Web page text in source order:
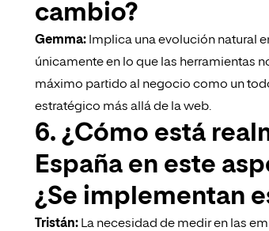
cambio?
Gemma: Implica una evolución natural
únicamente en lo que las herramientas
máximo partido al negocio como un
estratégico más allá de la web.
6. ¿Cómo está
España en este
¿Se implementan
Tristán: La necesidad de medir en las